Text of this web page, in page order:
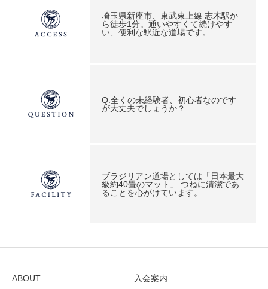
埼玉県新座市、東武東上線 志木駅か
ら徒歩1分。通いやすくて続けやす
い、便利な駅近な道場です。
Q.全くの未経験者、初心者なのです
が大丈夫でしょうか？
ブラジリアン道場としては「日本最大
級約40畳のマット」 つねに清潔であ
ることを心がけています。
ABOUT 入会案内